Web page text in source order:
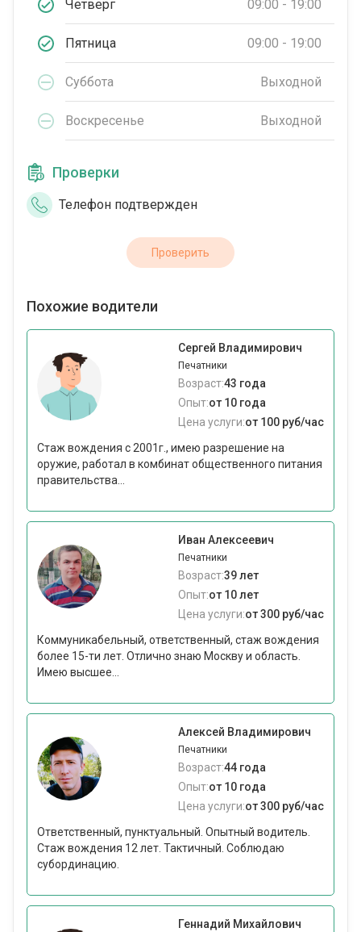
Четверг 09:00 - 19:00
Пятница 09:00 - 19:00
Суббота Выходной
Воскресенье Выходной
Проверки
Телефон подтвержден
Проверить
Похожие водители
Сергей Владимирович
Печатники
Возраст:43 года
Опыт:от 10 года
Цена услуги:от 100 руб/час
Стаж вождения с 2001г., имею разрешение на
оружие, работал в комбинат общественного питания
правительства...
Иван Алексеевич
Печатники
Возраст:39 лет
Опыт:от 10 лет
Цена услуги:от 300 руб/час
Коммуникабельный, ответственный, стаж вождения
более 15-ти лет. Отлично знаю Москву и область.
Имею высшее...
Алексей Владимирович
Печатники
Возраст:44 года
Опыт:от 10 года
Цена услуги:от 300 руб/час
Ответственный, пунктуальный. Опытный водитель.
Стаж вождения 12 лет. Тактичный. Соблюдаю
субординацию.
Геннадий Михайлович